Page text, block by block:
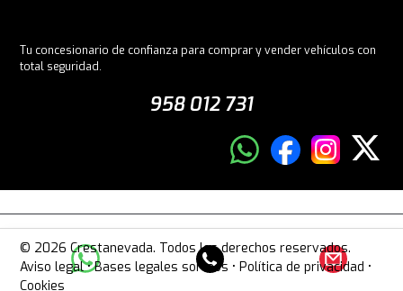
Tu concesionario de confianza para comprar y vender vehículos con
total seguridad.
958 012 731
© 2026 Crestanevada. Todos los derechos reservados.
Aviso legal•Bases legales sorteos •Política de privacidad •
Cookies